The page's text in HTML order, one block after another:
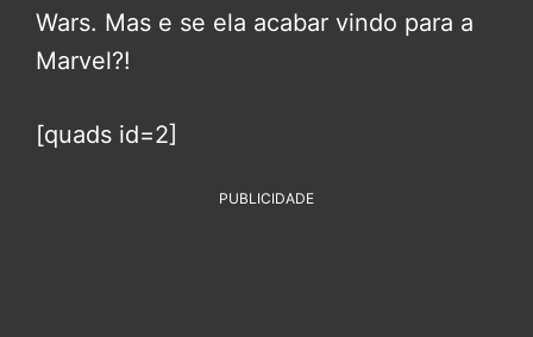
Wars. Mas e se ela acabar vindo para a
Marvel?!
[quads id=2]
PUBLICIDADE